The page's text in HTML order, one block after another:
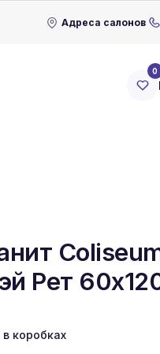
Адреса салонов
0
Рет
коробках